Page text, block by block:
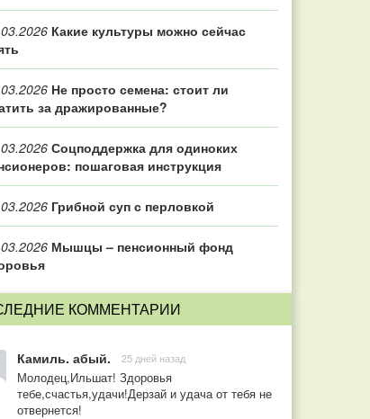
Какие культуры можно сейчас
Не просто семена: стоит ли
за дражированные?
Соцподдержка для одиноких
пошаговая инструкция
Грибной суп с перловкой
Мышцы – пенсионный фонд
КОММЕНТАРИИ
Камиль. абый. 25 дней назад
Молодец,Ильшат! Здоровья
тебе,счастья,удачи!Дерзай и удача от тебя не
отвернется!